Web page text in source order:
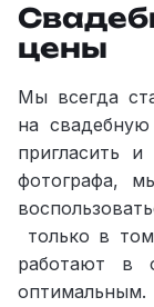
цены
Мы всегда
на
пригласить
фотографа,
только в
работают в